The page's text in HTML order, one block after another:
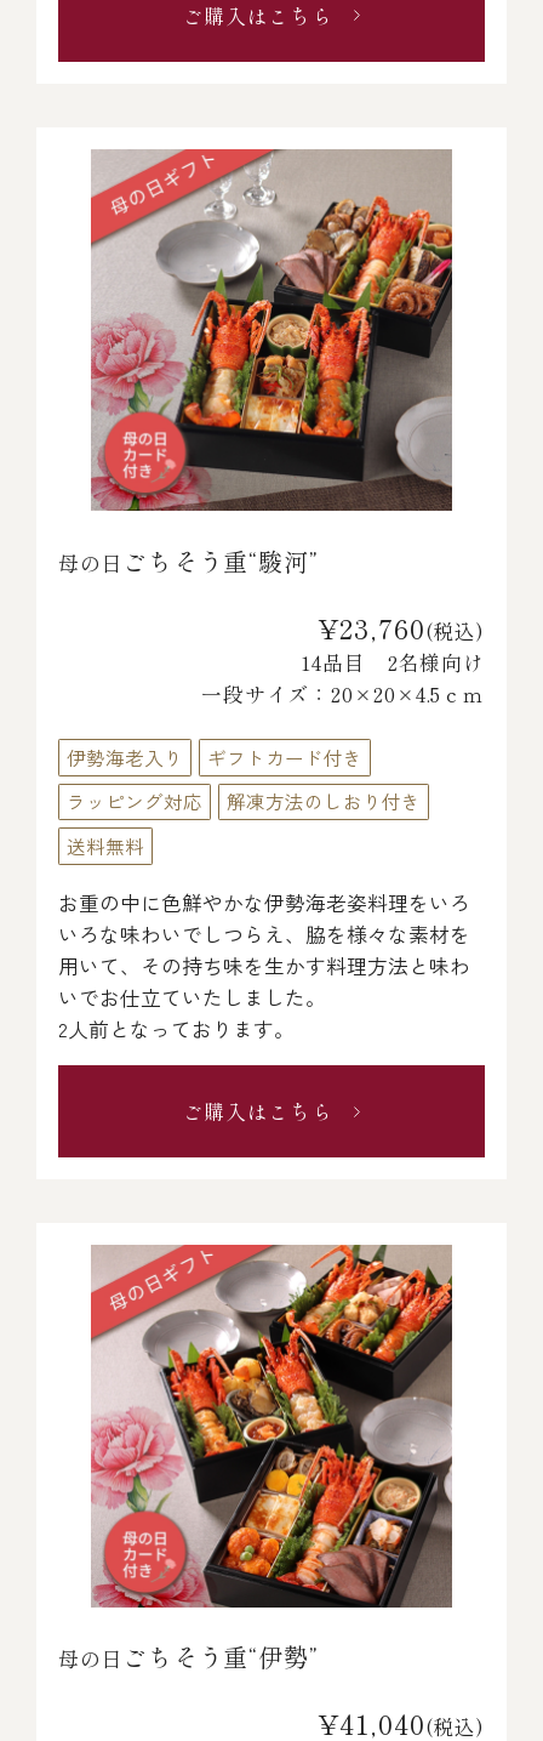
ご購入はこちら
母の日 ごちそう重“駿河”
¥23,760(税込)
14品目 2名様向け
一段サイズ：20×20×4.5ｃｍ
伊勢海老入り
ギフトカード付き
ラッピング対応
解凍方法のしおり付き
送料無料
お重の中に色鮮やかな伊勢海老姿料理をいろ
いろな味わいでしつらえ、脇を様々な素材を
用いて、その持ち味を生かす料理方法と味わ
いでお仕立ていたしました。
2人前となっております。
ご購入はこちら
母の日 ごちそう重“伊勢”
¥41,040(税込)